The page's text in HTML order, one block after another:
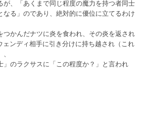
、「あくまで同じ程度の魔力を持つ者同士
る」のであり、絶対的に優位に立てるわけ
かんだナツに炎を食われ、その炎を返され
ェンディ相手に引き分けに持ち越され（これ
」のラクサスに「この程度か？」と言われ